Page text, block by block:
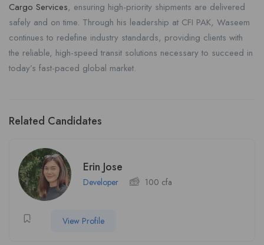
Cargo Services, ensuring high-priority shipments are delivered
safely and on time. Through his leadership at CFI PAK, Waseem
continues to redefine industry standards, providing clients with
the reliable, high-speed transit solutions necessary to succeed in
today’s fast-paced global market.
Related Candidates
Erin Jose
Developer 100 cfa
View Profile